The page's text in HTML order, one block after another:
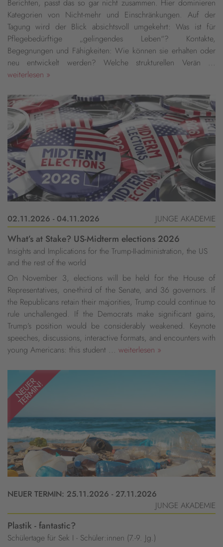
Berichten, passt das so gar nicht zusammen. Hier dominieren
Kategorien von Nicht-mehr und Einschränkungen. Auf der
Tagung wird der Blick absichtsvoll umgekehrt: Was ist für
Pflegebedürftige „gelingendes Leben“? Kontakte,
Begegnungen und Fähigkeiten: Wie können sie erhalten oder
neu entwickelt werden? Welche strukturellen Verän ...
weiterlesen »
02.11.2026 - 04.11.2026 JUNGE AKADEMIE
What’s at Stake? US-Midterm elections 2026
Insights and Implications for the Trump-II-administration, the US
and the rest of the world
On November 3, elections will be held for the House of
Representatives, one-third of the Senate, and 36 governors. If
the Republicans retain their majorities, Trump could continue to
rule unchallenged. If the Democrats make significant gains,
Trump’s position would be considerably weakened. Keynote
speeches, discussions, interactive formats, and encounters with
young Americans: this student ... weiterlesen »
NEUER TERMIN: 25.11.2026 - 27.11.2026
JUNGE AKADEMIE
Plastik - fantastic?
Schülertage für Sek I - Schüler:innen (7.-9. Jg.)